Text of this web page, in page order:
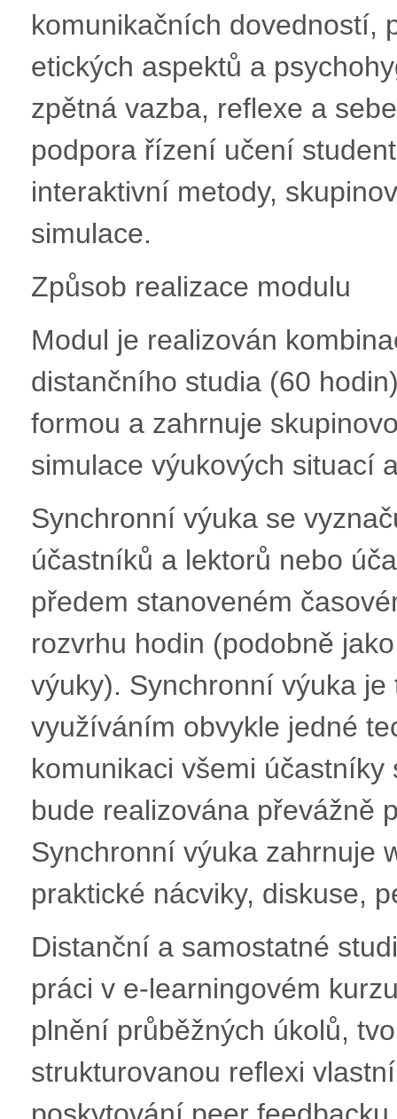
komunikačních dovedností,
etických aspektů a
zpětná vazba, reflexe a
podpora řízení učení
interaktivní metody,
simulace.
Způsob realizace modulu
Modul je realizován
distančního studia (60
formou a zahrnuje
simulace výukových situací
Synchronní výuka se
účastníků a lektorů nebo
předem stanoveném
rozvrhu hodin (podobně
výuky). Synchronní výuka
využíváním obvykle jedné
komunikaci všemi
bude realizována převážně
Synchronní výuka zahrnuje
praktické nácviky, diskuse,
Distanční a samostatné
práci v e-learningovém
plnění průběžných úkolů,
strukturovanou reflexi